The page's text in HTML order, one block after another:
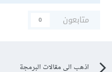
متابعون
0
اذهب الى مقالات البرمجة